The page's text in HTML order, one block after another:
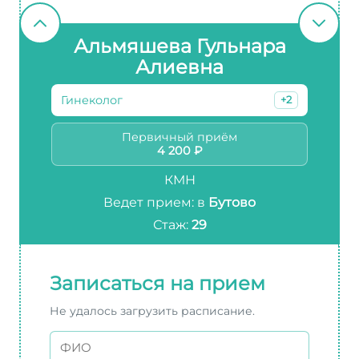
Альмяшева Гульнара
Алиевна
Гинеколог +2
Первичный приём
4 200 ₽
КМН
Ведет прием: в Бутово
Стаж: 29
Записаться на прием
Не удалось загрузить расписание.